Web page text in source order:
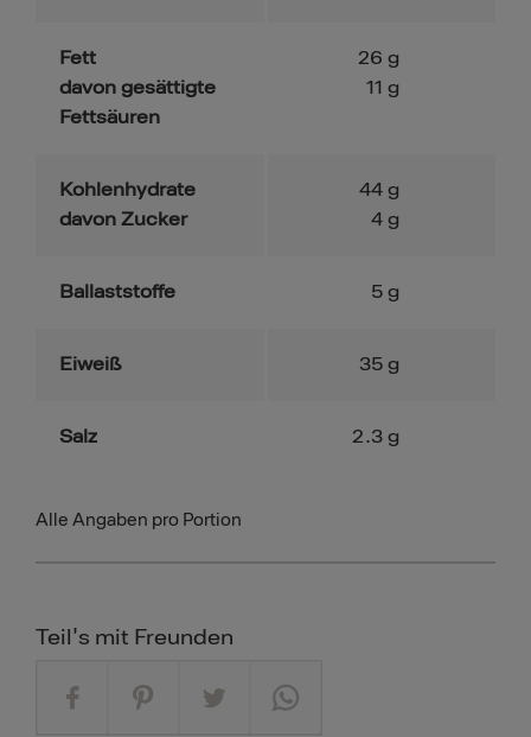
Fett
davon gesättigte
Fettsäuren
26 g
11 g
Kohlenhydrate
davon Zucker
44 g
4 g
Ballaststoffe 5 g
Eiweiß 35 g
Salz 2.3 g
Alle Angaben pro Portion
Teil's mit Freunden